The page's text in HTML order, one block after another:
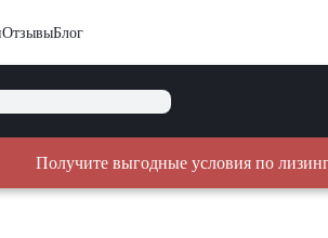
ОтзывыБлог
Получите выгодные условия по